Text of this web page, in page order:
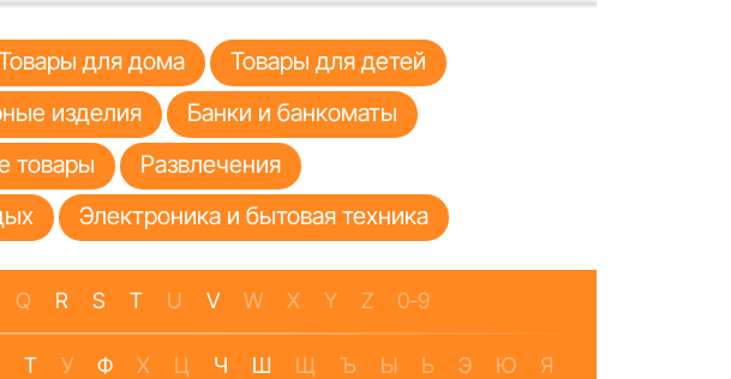
для дома
Товары для детей
изделия
Банки и банкоматы
товары
Развлечения
Электроника и бытовая техника
Q R S T U V W X Y Z 0-9
Т У Ф Х Ц Ч Ш Щ Ъ Ы Ь Э Ю Я